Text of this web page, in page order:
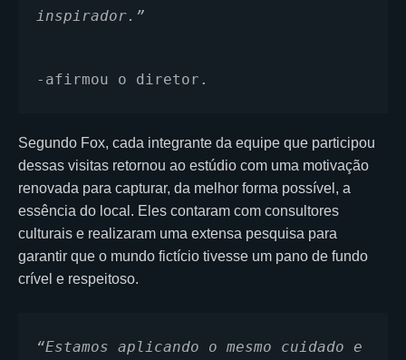
inspirador.”
-afirmou o diretor.
Segundo Fox, cada integrante da equipe que participou
dessas visitas retornou ao estúdio com uma motivação
renovada para capturar, da melhor forma possível, a
essência do local. Eles contaram com consultores
culturais e realizaram uma extensa pesquisa para
garantir que o mundo fictício tivesse um pano de fundo
crível e respeitoso.
“Estamos aplicando o mesmo cuidado e